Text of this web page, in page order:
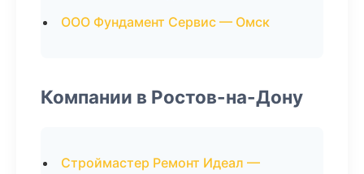
ООО Фундамент Сервис — Омск
Компании в Ростов-на-Дону
Строймастер Ремонт Идеал —